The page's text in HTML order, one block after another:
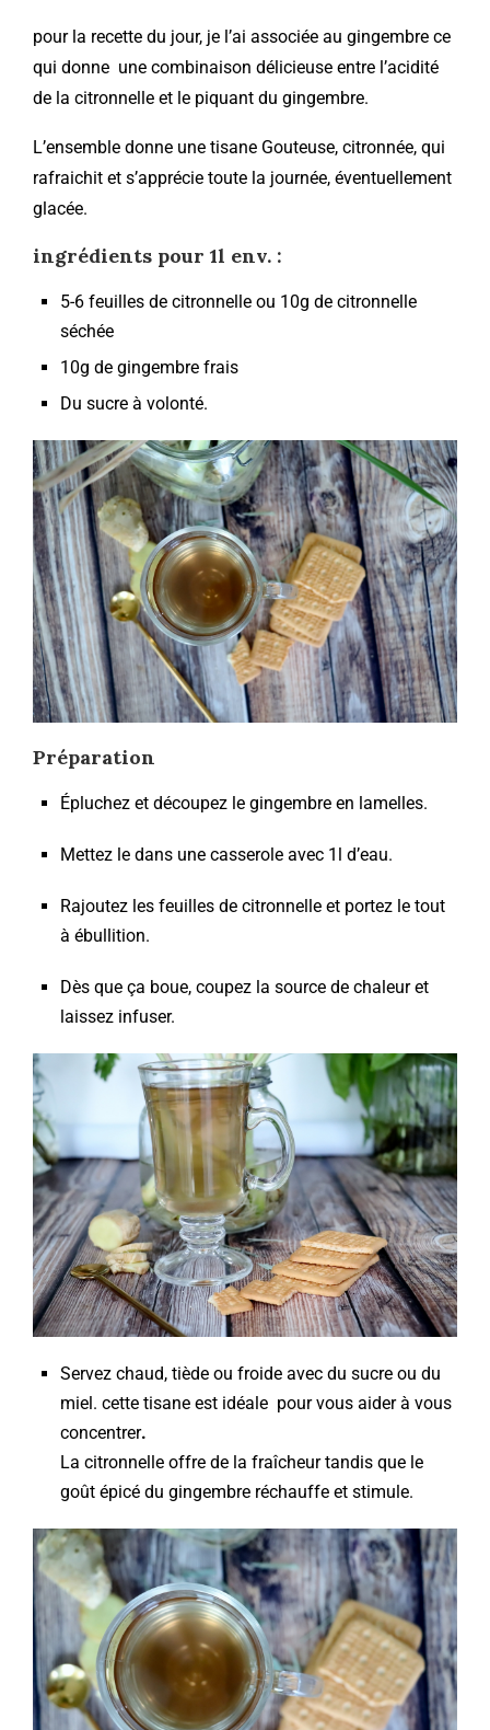
pour la recette du jour, je l’ai associée au gingembre ce
qui donne une combinaison délicieuse entre l’acidité
de la citronnelle et le piquant du gingembre.
L’ensemble donne une tisane Gouteuse, citronnée, qui
rafraichit et s’apprécie toute la journée, éventuellement
glacée.
ingrédients pour 1l env. :
5-6 feuilles de citronnelle ou 10g de citronnelle
séchée
10g de gingembre frais
Du sucre à volonté.
Préparation
Épluchez et découpez le gingembre en lamelles.
Mettez le dans une casserole avec 1l d’eau.
Rajoutez les feuilles de citronnelle et portez le tout
à ébullition.
Dès que ça boue, coupez la source de chaleur et
laissez infuser.
Servez chaud, tiède ou froide avec du sucre ou du
miel. cette tisane est idéale pour vous aider à vous
concentrer.
La citronnelle offre de la fraîcheur tandis que le
goût épicé du gingembre réchauffe et stimule.